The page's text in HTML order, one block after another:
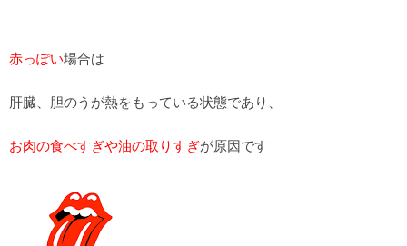
赤っぽい場合は
肝臓、胆のうが熱をもっている状態であり、
お肉の食べすぎや油の取りすぎが原因です